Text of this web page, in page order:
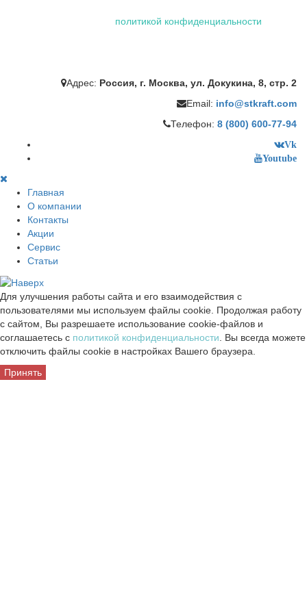
политикой конфиденциальности
Адрес: Россия, г. Москва, ул. Докукина, 8, стр. 2
Email: info@stkraft.com
Телефон: 8 (800) 600-77-94
Vk
Youtube
Главная
О компании
Контакты
Акции
Сервис
Статьи
Для улучшения работы сайта и его взаимодействия с
пользователями мы используем файлы cookie. Продолжая работу
с сайтом, Вы разрешаете использование cookie-файлов и
соглашаетесь с политикой конфиденциальности . Вы всегда можете
отключить файлы cookie в настройках Вашего браузера.
Принять